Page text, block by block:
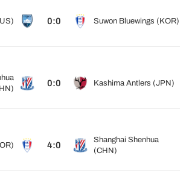
0:0 Suwon Bluewings (KOR)
0:0 Kashima Antlers (JPN)
4:0
Shanghai Shenhua
(CHN)